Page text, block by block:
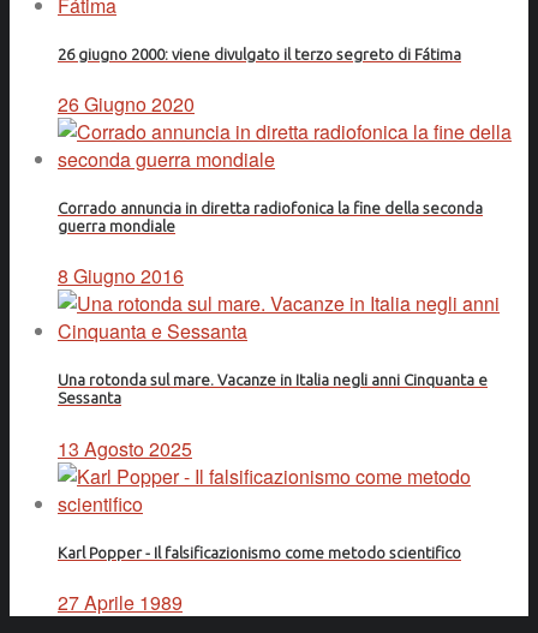
26 giugno 2000: viene divulgato il terzo segreto di Fátima
26 Giugno 2020
Corrado annuncia in diretta radiofonica la fine della seconda
guerra mondiale
8 Giugno 2016
Una rotonda sul mare. Vacanze in Italia negli anni Cinquanta e
Sessanta
13 Agosto 2025
Karl Popper - Il falsificazionismo come metodo scientifico
27 Aprile 1989